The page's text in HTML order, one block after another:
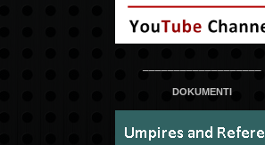
DOKUMENTI